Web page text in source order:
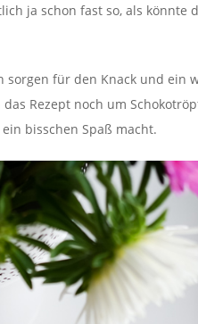
ja schon fast so, als könnte
sorgen für den Knack und ein
Rezept noch um
bisschen Spaß macht.